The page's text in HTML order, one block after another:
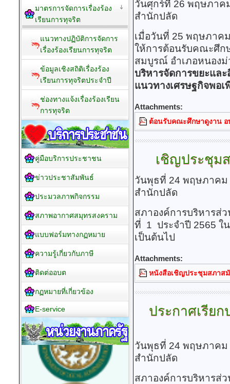
วันศุกร์ที่ 26 พฤษภาค
สำนักปลัด
เมื่อวันที่ 25 พฤษภาค
ให้การต้อนรับคณะศึก
สมบูรณ์ อำเภอหนอง
บริหารจัดการขยะแล
แนวทางเศรษฐกิจพอ
Attachments:
ต้อนรับคณะศึกษาดูงาน
เชิญประชุม
วันพุธที่ 24 พฤษภาคม
สำนักปลัด
สภาองค์การบริหารส่
ที่ 1 ประจำปี 2565 ใ
เป็นต้นไป
Attachments:
หนังสือเชิญประชุมสภาส
ประกาศเรีย
วันพุธที่ 24 พฤษภาคม
สำนักปลัด
สภาองค์การบริหารส่
มาตรการจัดการเรื่องร้อง
เรียนการทุจริต
แนวทางปฏิบัติการจัดการ
เรื่องร้องเรียนการทุจริต
ข้อมูลเชิงสถิติเรื่องร้อง
เรียนการทุจริตประจำปี
ช่องทางแจ้งเรื่องร้องเรียน
การทุจริต
คู่มือบริการประชาชน
ข่าวประชาสัมพันธ์
ประมวลภาพกิจกรรม
สภาพอากาศสมุทรสงคราม
แบบฟอร์มทางกฏหมาย
ความรู้เกี่ยวกับภาษี
ติดต่ออบต
กฏหมายที่เกี่ยวข้อง
E-service